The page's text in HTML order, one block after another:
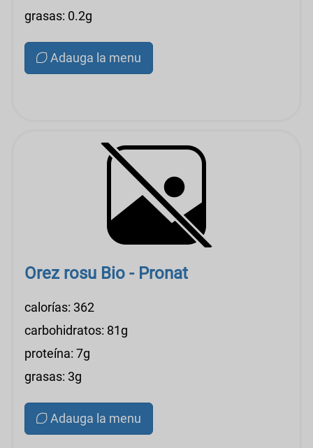
grasas: 0.2g
Adauga la menu
Orez rosu Bio - Pronat
calorías: 362
carbohidratos: 81g
proteína: 7g
grasas: 3g
Adauga la menu